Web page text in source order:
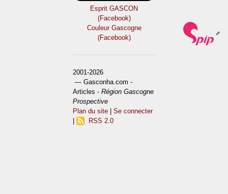
Esprit GASCON
(Facebook)
Couleur Gascogne
(Facebook)
2001-2026
— Gasconha.com -
Articles -Région Gascogne
Prospective
Plan du site |Se connecter
RSS 2.0